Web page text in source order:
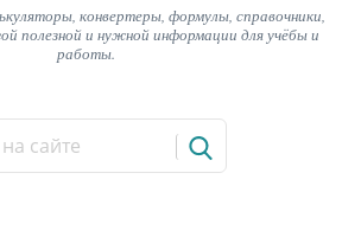
конвертеры, формулы, справочники,
полезной и нужной информации для учёбы и
работы.